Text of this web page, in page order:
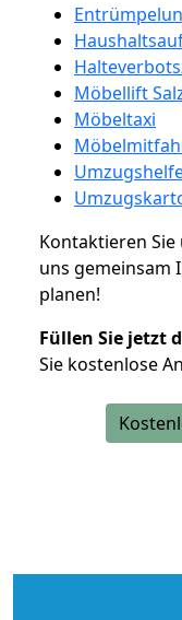
Möbellift
Möbeltaxi
Kontaktieren Sie
uns gemeinsam
planen!
Füllen Sie jetzt
Sie kostenlose